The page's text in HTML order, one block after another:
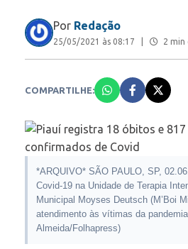
Por Redação
25/05/2021 às 08:17 2 min
COMPARTILHE:
*ARQUIVO* SÃO PAULO, SP,
Covid-19 na Unidade de Terapia
Municipal Moyses Deutsch (M’Boi
atendimento às vítimas da
Almeida/Folhapress)